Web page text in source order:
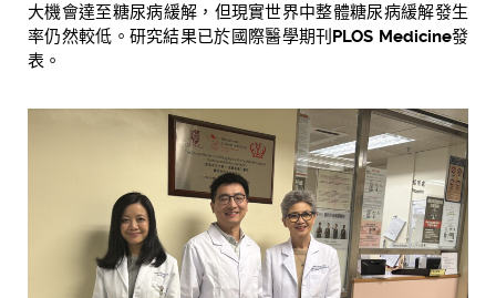
大機會達至糖尿病緩解，但現實世界中整體糖尿病緩解發生
率仍然較低。研究結果已於國際醫學期刊 PLOS Medicine發
表。